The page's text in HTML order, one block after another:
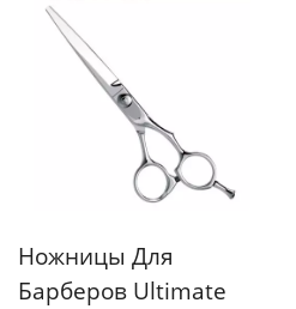
Ножницы Для
Барберов Ultimate